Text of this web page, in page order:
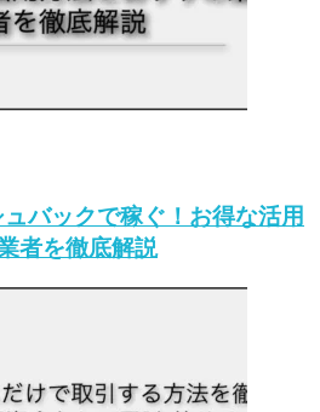
バックで稼ぐ！お得な活用
者を徹底解説